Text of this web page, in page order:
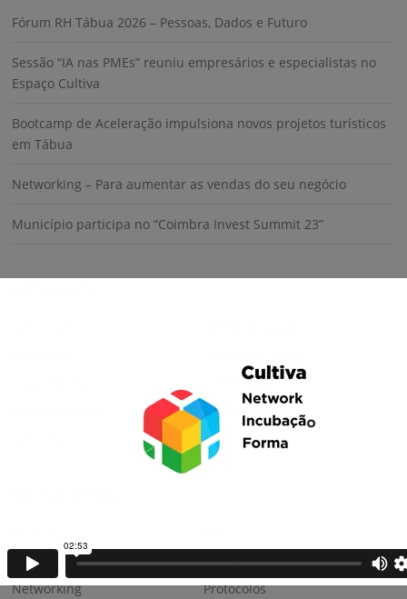
Fórum RH Tábua 2026 – Pessoas, Dados e Futuro
Sessão “IA nas PMEs” reuniu empresários e especialistas no
Espaço Cultiva
Bootcamp de Aceleração impulsiona novos projetos turísticos
em Tábua
Networking – Para aumentar as vendas do seu negócio
Município participa no “Coimbra Invest Summit 23”
Junho 2023
Janeiro 2023
Inaugurações
Invest Summit
Networking
Protocolos